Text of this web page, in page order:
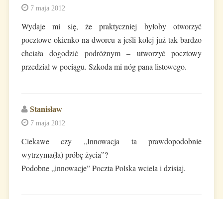
7 maja 2012
Wydaje mi się, że praktyczniej byłoby otworzyć
pocztowe okienko na dworcu a jeśli kolej już tak bardzo
chciała dogodzić podróżnym – utworzyć pocztowy
przedział w pociągu. Szkoda mi nóg pana listowego.
Stanisław
7 maja 2012
Ciekawe czy „Innowacja ta prawdopodobnie
wytrzyma(ła) próbę życia”?
Podobne „innowacje” Poczta Polska wciela i dzisiaj.